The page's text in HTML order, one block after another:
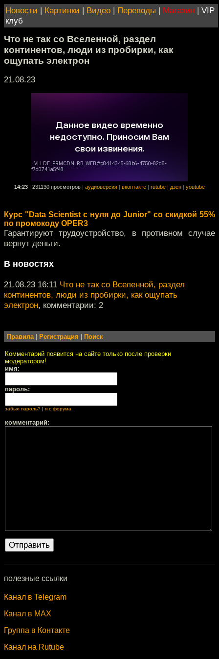
Новости | Картинки | Видео | Переводы | Магазин | VIP
клуб
Что не так со Вселенной, раздел
континентов, люди из пробирки, как
ощупать электрон
21.08.23
14:23 231130 просмотров аудиоверсия вконтакте rutube дзен youtube
Курс "Data Scientist с нуля до Junior" со скидкой 55%
по промокоду OPER3
Гарантируют трудоустройство, в противном случае
вернут деньги.
В новостях
21.08.23 16:11 Что не так со Вселенной, раздел
континентов, люди из пробирки, как ощупать
электрон, комментарии: 2
Правила| Регистрация Поиск
Комментарий появится на сайте только после проверки
модератором!
имя:
пароль:
забыл пароль? я с форума
комментарий:
полезные ссылки
Канал в Telegram
Канал в MAX
Группа в Контакте
Канал на Rutube